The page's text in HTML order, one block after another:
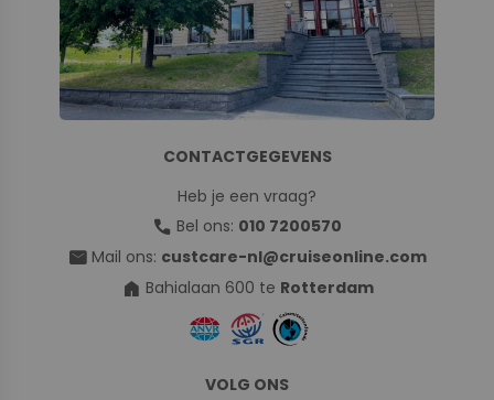
CONTACTGEGEVENS
Heb je een vraag?
call Bel ons: 010 7200570
mail Mail ons: custcare-nl@cruiseonline.com
home Bahialaan 600 te Rotterdam
VOLG ONS